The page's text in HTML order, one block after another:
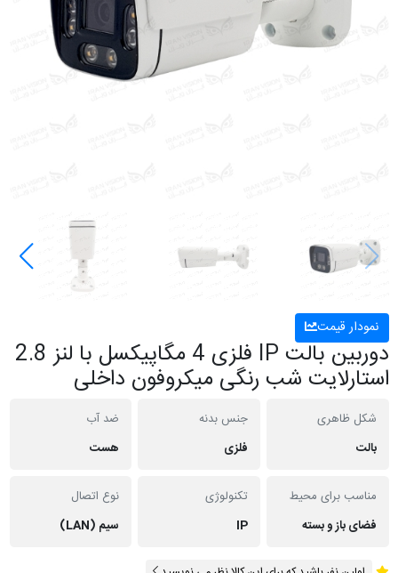
نمودار قیمت
دوربین بالت IP فلزی 4 مگاپیکسل با لنز 2.8
استارلایت شب رنگی میکروفون داخلی
شکل ظاهری
بالت
جنس بدنه
فلزی
ضد آب
هست
مناسب برای محیط
فضای باز و بسته
تکنولوژی
IP
نوع اتصال
سیم (LAN)